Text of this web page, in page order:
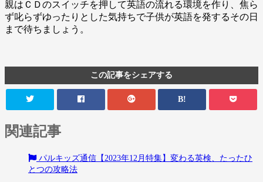
親はＣＤのスイッチを押して英語の流れる環境を作り、焦ら
ず叱らずゆったりとした気持ちで子供が英語を発するその日
まで待ちましょう。
この記事をシェアする
B!
関連記事
パルキッズ通信【2023年12月特集】変わる英検、たったひ
とつの攻略法